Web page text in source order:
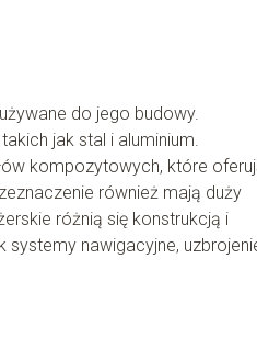
do jego budowy.
jak stal i aluminium.
kompozytowych, które
również mają duży
różnią się konstrukcją i
systemy nawigacyjne,